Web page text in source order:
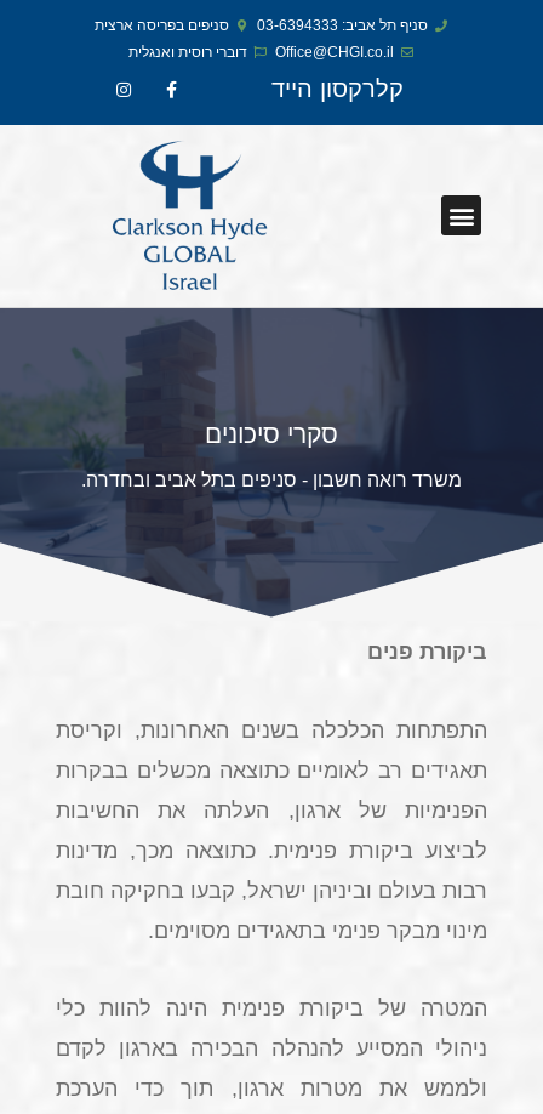
סניף תל אביב: 03-6394333
סניפים בפריסה ארצית
Office@CHGI.co.il
דוברי רוסית ואנגלית​
קלרקסון הייד
סקרי סיכונים
משרד רואה חשבון - סניפים בתל אביב ובחדרה.
ביקורת פנים
התפתחות הכלכלה בשנים האחרונות, וקריסת
תאגידים רב לאומיים כתוצאה מכשלים בבקרות
הפנימיות של ארגון, העלתה את החשיבות
לביצוע ביקורת פנימית. כתוצאה מכך, מדינות
רבות בעולם וביניהן ישראל, קבעו בחקיקה חובת
מינוי מבקר פנימי בתאגידים מסוימים.
המטרה של ביקורת פנימית הינה להוות כלי
ניהולי המסייע להנהלה הבכירה בארגון לקדם
ולממש את מטרות ארגון, תוך כדי הערכת